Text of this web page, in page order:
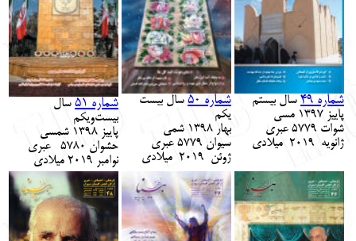
شماره 49 سال بیستم
پاییز 1397 مسی
شوات 5779 عبری
ژانویه 2019 میلادی
شماره 50 سال بیست
یکم
بهار 1398 شمی
سیوان 5779 عبری
ژوئن 2019 میلادی
شماره 51
سال
بیست‌ویکم
پاییز 1398 شمسی
حشوان ‎ ‌‎ 5780 عبری
نوامبر 2019 میلادی